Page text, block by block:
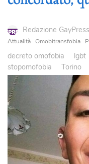
Redazione
Attualità Omobitransfobia
decreto omofobia
lgbt
stopomofobia
Torino